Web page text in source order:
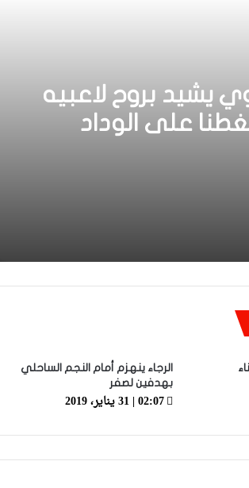
بروح لاعبيه
على الوداد
الرجاء ينهزم أمام النجم الساحلي
بهدفين لصفر
02:07 | 31 يناير، 2019